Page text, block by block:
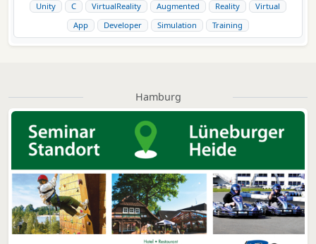
Unity C VirtualReality Augmented Reality
Virtual
App
Developer Simulation Training
Hamburg